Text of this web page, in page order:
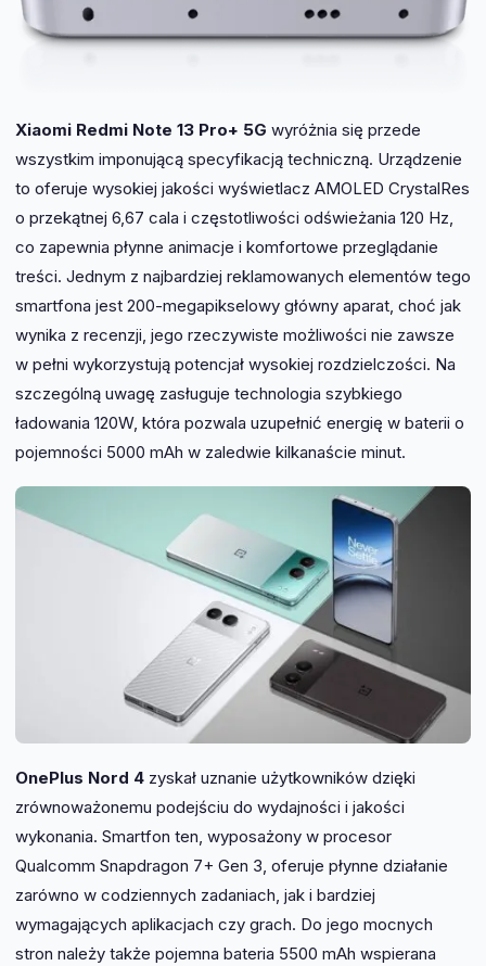
Xiaomi Redmi Note 13 Pro+ 5G wyróżnia się przede
wszystkim imponującą specyfikacją techniczną. Urządzenie
to oferuje wysokiej jakości wyświetlacz AMOLED CrystalRes
o przekątnej 6,67 cala i częstotliwości odświeżania 120 Hz,
co zapewnia płynne animacje i komfortowe przeglądanie
treści. Jednym z najbardziej reklamowanych elementów tego
smartfona jest 200-megapikselowy główny aparat, choć jak
wynika z recenzji, jego rzeczywiste możliwości nie zawsze
w pełni wykorzystują potencjał wysokiej rozdzielczości. Na
szczególną uwagę zasługuje technologia szybkiego
ładowania 120W, która pozwala uzupełnić energię w baterii o
pojemności 5000 mAh w zaledwie kilkanaście minut.
OnePlus Nord 4 zyskał uznanie użytkowników dzięki
zrównoważonemu podejściu do wydajności i jakości
wykonania. Smartfon ten, wyposażony w procesor
Qualcomm Snapdragon 7+ Gen 3, oferuje płynne działanie
zarówno w codziennych zadaniach, jak i bardziej
wymagających aplikacjach czy grach. Do jego mocnych
stron należy także pojemna bateria 5500 mAh wspierana